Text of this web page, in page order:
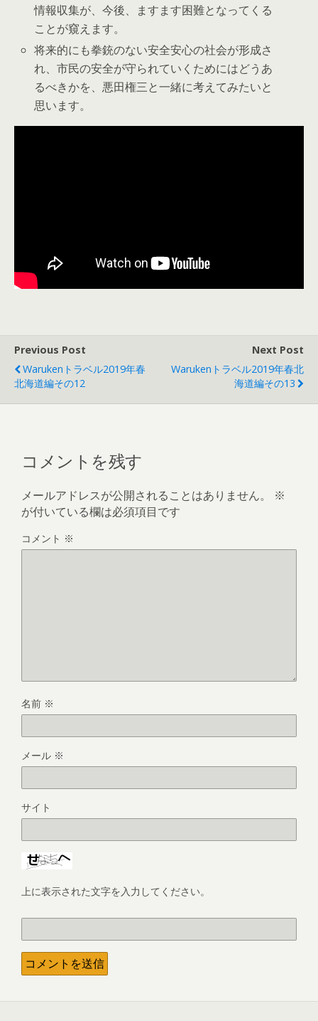
情報収集が、今後、ますます困難となってくる
ことが窺えます。
将来的にも拳銃のない安全安心の社会が形成さ
れ、市民の安全が守られていくためにはどうあ
るべきかを、悪田権三と一緒に考えてみたいと
思います。
Previous Post
Warukenトラベル2019年春
北海道編その12
Next Post
Warukenトラベル2019年春北
海道編その13
コメントを残す
メールアドレスが公開されることはありません。
※
が付いている欄は必須項目です
コメント ※
名前 ※
メール ※
サイト
上に表示された文字を入力してください。